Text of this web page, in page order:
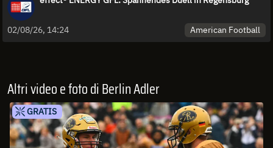
02/08/26, 14:24 American Football
Altri video e foto di Berlin Adler
GRATIS